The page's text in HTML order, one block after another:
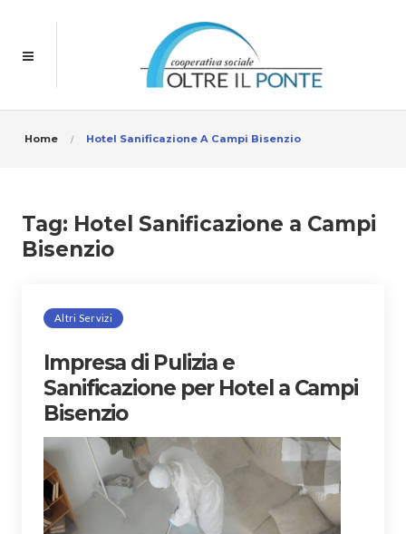
Home Hotel Sanificazione A Campi Bisenzio
Tag: Hotel Sanificazione a Campi
Bisenzio
Altri Servizi
Impresa di Pulizia e
Sanificazione per Hotel a Campi
Bisenzio